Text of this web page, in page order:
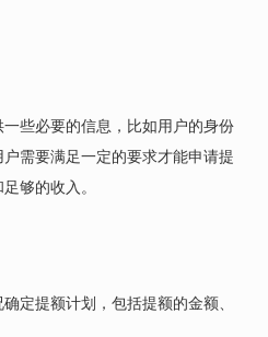
些必要的信息，比如用户的身份
需要满足一定的要求才能申请提
够的收入。
定提额计划，包括提额的金额、